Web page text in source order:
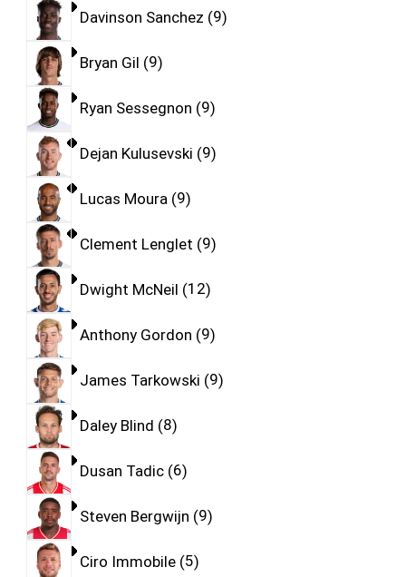
Davinson Sanchez 9
Bryan Gil 9
Ryan Sessegnon 9
Dejan Kulusevski 9
Lucas Moura 9
Clement Lenglet 9
Dwight McNeil 12
Anthony Gordon 9
James Tarkowski 9
Daley Blind 8
Dusan Tadic 6
Steven Bergwijn 9
Ciro Immobile 5